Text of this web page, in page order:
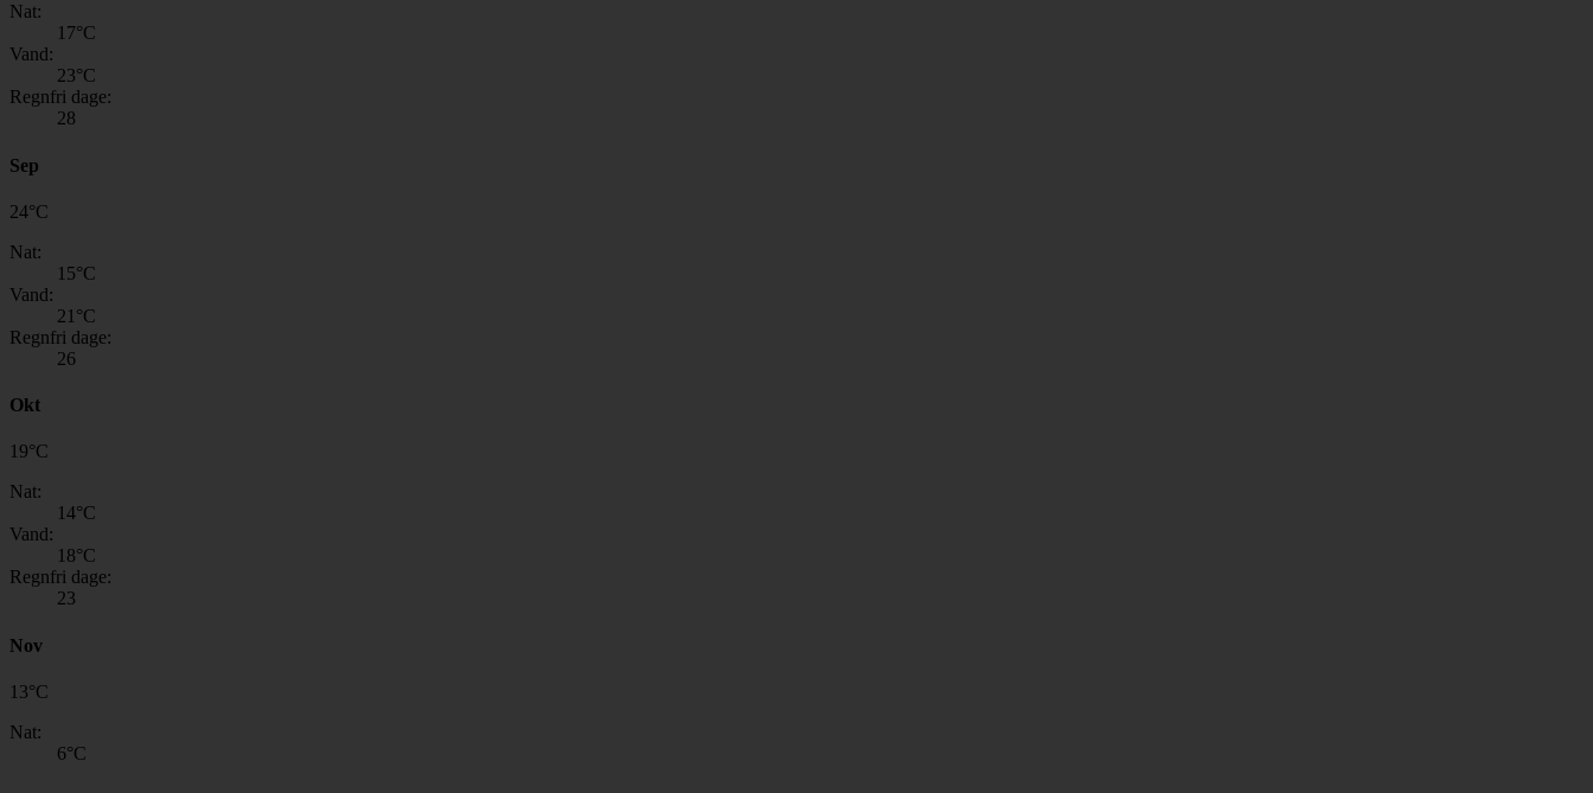
Nat:
17°C
Vand:
23°C
Regnfri dage:
28
Sep
24°C
Nat:
15°C
Vand:
21 °C
Regnfri dage:
26
Okt
19°C
Nat:
14°C
Vand:
18°C
Regnfri dage:
23
Nov
13°C
Nat:
6°C